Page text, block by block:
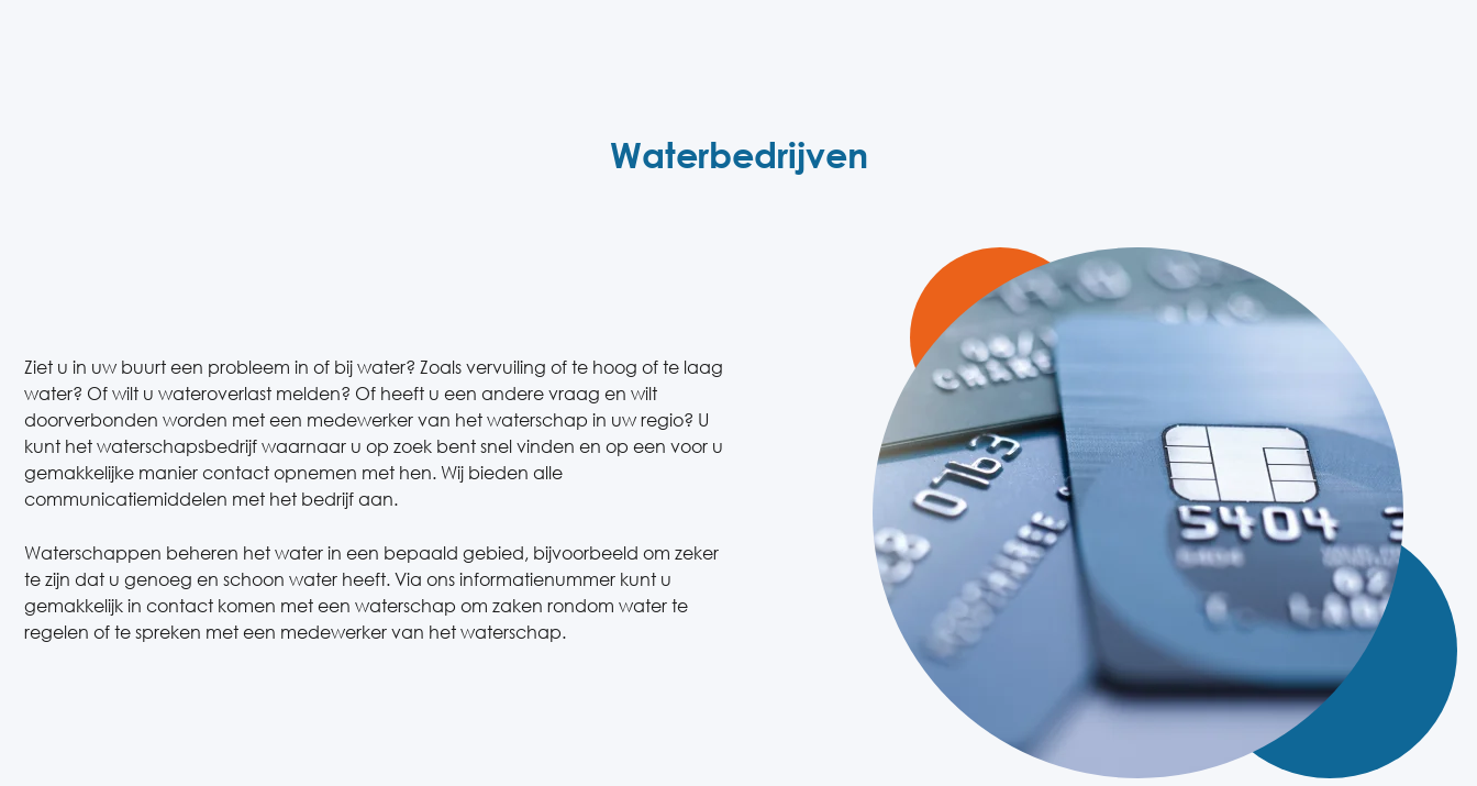
Waterbedrijven
Ziet u in uw buurt een probleem in of bij water? Zoals vervuiling of te hoog of te laag
water? Of wilt u wateroverlast melden? Of heeft u een andere vraag en wilt
doorverbonden worden met een medewerker van het waterschap in uw regio? U
kunt het waterschapsbedrijf waarnaar u op zoek bent snel vinden en op een voor u
gemakkelijke manier contact opnemen met hen. Wij bieden alle
communicatiemiddelen met het bedrijf aan.
Waterschappen beheren het water in een bepaald gebied, bijvoorbeeld om zeker
te zijn dat u genoeg en schoon water heeft. Via ons informatienummer kunt u
gemakkelijk in contact komen met een waterschap om zaken rondom water te
regelen of te spreken met een medewerker van het waterschap.